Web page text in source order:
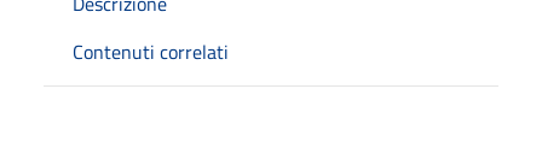
Contenuti correlati